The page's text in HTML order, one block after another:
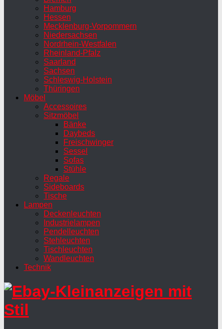
Hamburg
Hessen
Mecklenburg-Vorpommern
Niedersachsen
Nordrhein-Westfalen
Rheinland-Pfalz
Saarland
Sachsen
Schleswig-Holstein
Thüringen
Möbel
Accessoires
Sitzmöbel
Bänke
Daybeds
Freischwinger
Sessel
Sofas
Stühle
Regale
Sideboards
Tische
Lampen
Deckenleuchten
Industrielampen
Pendelleuchten
Stehleuchten
Tischleuchten
Wandleuchten
Technik